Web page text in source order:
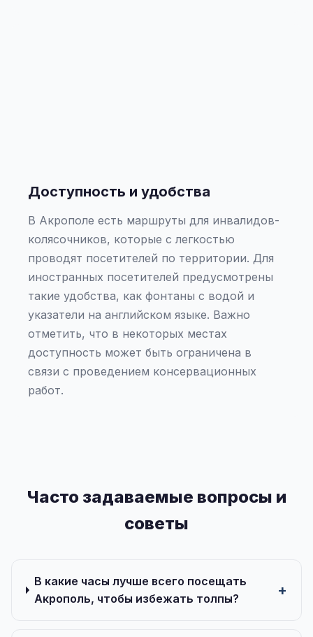
Доступность и удобства
В Акрополе есть маршруты для инвалидов-
колясочников, которые с легкостью
проводят посетителей по территории. Для
иностранных посетителей предусмотрены
такие удобства, как фонтаны с водой и
указатели на английском языке. Важно
отметить, что в некоторых местах
доступность может быть ограничена в
связи с проведением консервационных
работ.
Часто задаваемые вопросы и
советы
В какие часы лучше всего посещать
Акрополь, чтобы избежать толпы?